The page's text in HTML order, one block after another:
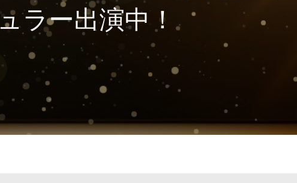
ラー出演中！